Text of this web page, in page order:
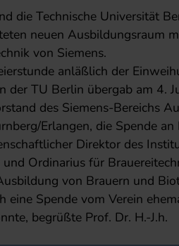
die Technische Universität
neuen Ausbildungsraum
von Siemens.
anläßlich der
der TU Berlin übergab am 4.
des Siemens-Bereichs
Erlangen, die Spende
Direktor des
Ordinarius für
von Brauern und
eine Spende vom Verein
begrüßte Prof. Dr. H.-J.h.